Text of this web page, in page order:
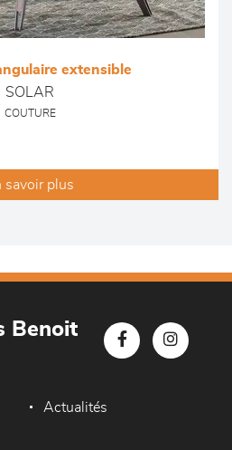
extensible
SOLAR
COUTURE
savoir plus
Benoit
Actualités